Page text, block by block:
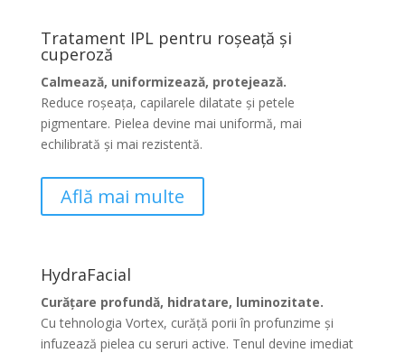
Tratament IPL pentru roșeață și
cuperoză
Calmează, uniformizează, protejează.
Reduce roșeața, capilarele dilatate și petele
pigmentare. Pielea devine mai uniformă, mai
echilibrată și mai rezistentă.
Află mai multe
HydraFacial
Curățare profundă, hidratare, luminozitate.
Cu tehnologia Vortex, curăță porii în profunzime și
infuzează pielea cu seruri active. Tenul devine imediat